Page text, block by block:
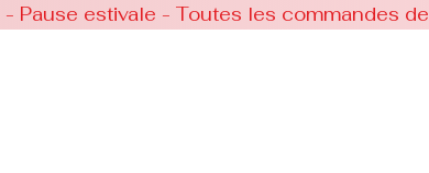
- Pause estivale - Toutes les commandes